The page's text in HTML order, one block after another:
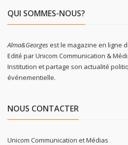
QUI SOMMES-NOUS?
Alma&Georgesest le magazine en ligne
Edité par Unicom Communication &
Institution et partage son actualité
événementielle.
NOUS CONTACTER
Unicom Communication et Médias